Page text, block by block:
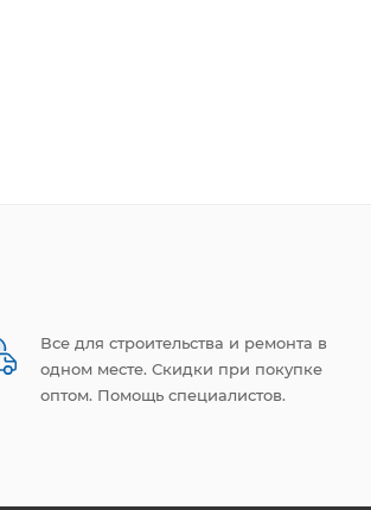
Все для строительства и ремонта в
одном месте. Скидки при покупке
оптом. Помощь специалистов.